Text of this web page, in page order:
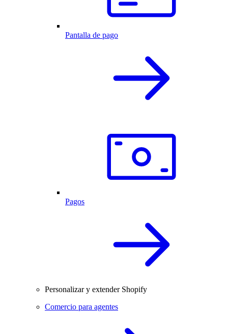
Pantalla de pago
Pagos
Personalizar y extender Shopify
Comercio para agentes